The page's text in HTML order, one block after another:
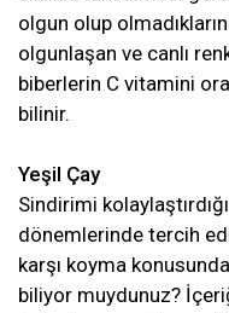
olgun olup
olgunlaşan ve canlı
biberlerin C vitamini
bilinir.
Yeşil Çay
Sindirimi
dönemlerinde tercih
karşı koyma
biliyor muydunuz?